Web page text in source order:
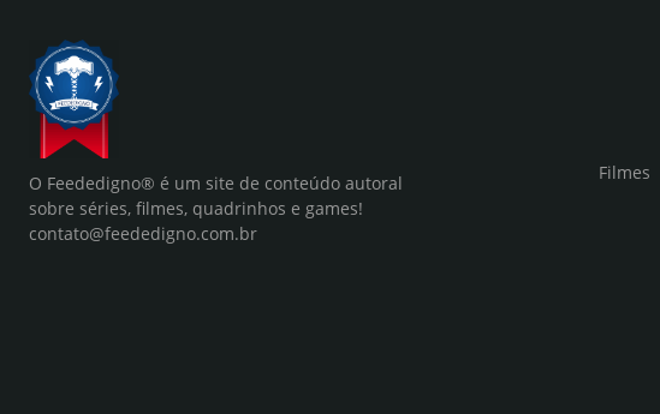
O Feededigno® é um site de conteúdo autoral
sobre séries, filmes, quadrinhos e games!
contato@feededigno.com.br
Filmes